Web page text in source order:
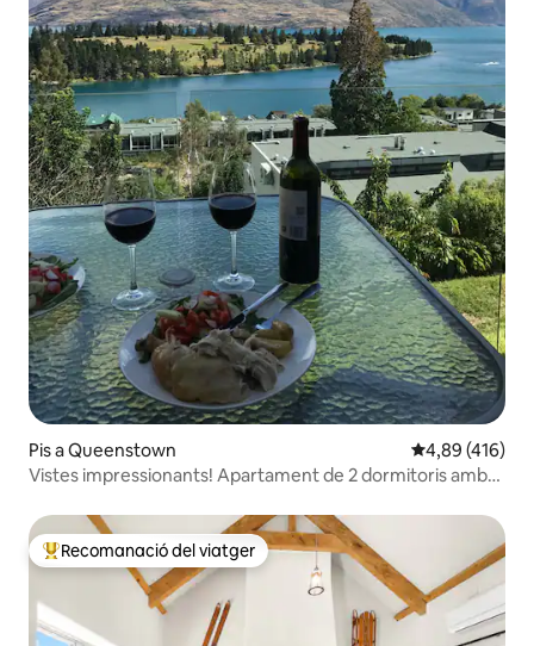
Pis a Queenstown 4,89 de
4,89 (416)
Vistes impressionants! Apartament de 2 dormitoris amb
Principals recomanacions dels viatgers
Recomanació del viatger